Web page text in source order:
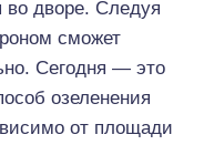
во дворе. Следуя
сможет
Сегодня — это
озеленения
от площади